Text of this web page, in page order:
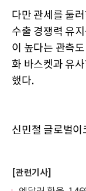
다만 관세를 둘
수출 경쟁력 유
이 높다는 관측
화 바스켓과 유
했다.
신민철 글로벌
[관련기사]